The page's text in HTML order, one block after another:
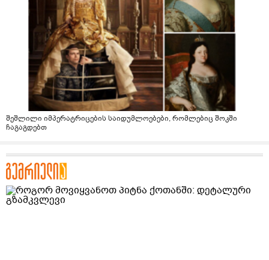
შეშლილი იმპერატრიცების საიდუმლოებები, რომლებიც შოკში
ჩაგაგდებთ